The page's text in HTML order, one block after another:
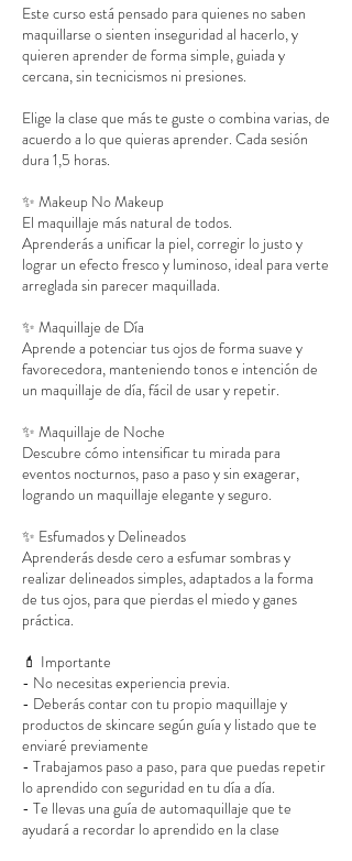
Este curso está pensado para quienes no saben
maquillarse o sienten inseguridad al hacerlo, y
quieren aprender de forma simple, guiada y
cercana, sin tecnicismos ni presiones.
Elige la clase que más te guste o combina varias, de
acuerdo a lo que quieras aprender. Cada sesión
dura 1,5 horas.
✨ Makeup No Makeup
El maquillaje más natural de todos.
Aprenderás a unificar la piel, corregir lo justo y
lograr un efecto fresco y luminoso, ideal para verte
arreglada sin parecer maquillada.
✨ Maquillaje de Día
Aprende a potenciar tus ojos de forma suave y
favorecedora, manteniendo tonos e intención de
un maquillaje de día, fácil de usar y repetir.
✨ Maquillaje de Noche
Descubre cómo intensificar tu mirada para
eventos nocturnos, paso a paso y sin exagerar,
logrando un maquillaje elegante y seguro.
✨ Esfumados y Delineados
Aprenderás desde cero a esfumar sombras y
realizar delineados simples, adaptados a la forma
de tus ojos, para que pierdas el miedo y ganes
práctica.
💄 Importante
- No necesitas experiencia previa.
- Deberás contar con tu propio maquillaje y
productos de skincare según guía y listado que te
enviaré previamente
- Trabajamos paso a paso, para que puedas repetir
lo aprendido con seguridad en tu día a día.
- Te llevas una guía de automaquillaje que te
ayudará a recordar lo aprendido en la clase